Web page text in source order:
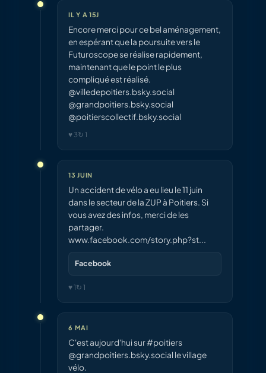
IL Y A 15J
Encore merci pour ce bel aménagement,
en espérant que la poursuite vers le
Futuroscope se réalise rapidement,
maintenant que le point le plus
compliqué est réalisé.
@villedepoitiers.bsky.social
@grandpoitiers.bsky.social
@poitierscollectif.bsky.social
♥ 3↻ 1
13 JUIN
Un accident de vélo a eu lieu le 11 juin
dans le secteur de la ZUP à Poitiers. Si
vous avez des infos, merci de les
partager.
www.facebook.com/story.php?st...
Facebook
♥ 1↻ 1
6 MAI
C'est aujourd'hui sur #poitiers
@grandpoitiers.bsky.social le village
vélo.